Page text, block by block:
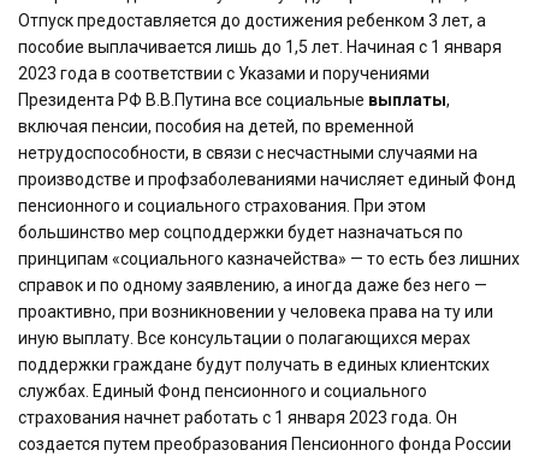
Отпуск предоставляется до достижения ребенком 3 лет, а
пособие выплачивается лишь до 1,5 лет. Начиная с 1 января
2023 года в соответствии с Указами и поручениями
Президента РФ В.В.Путина все социальные выплаты,
включая пенсии, пособия на детей, по временной
нетрудоспособности, в связи с несчастными случаями на
производстве и профзаболеваниями начисляет единый Фонд
пенсионного и социального страхования. При этом
большинство мер соцподдержки будет назначаться по
принципам «социального казначейства» — то есть без лишних
справок и по одному заявлению, а иногда даже без него —
проактивно, при возникновении у человека права на ту или
иную выплату. Все консультации о полагающихся мерах
поддержки граждане будут получать в единых клиентских
службах. Единый Фонд пенсионного и социального
страхования начнет работать с 1 января 2023 года. Он
создается путем преобразования Пенсионного фонда России